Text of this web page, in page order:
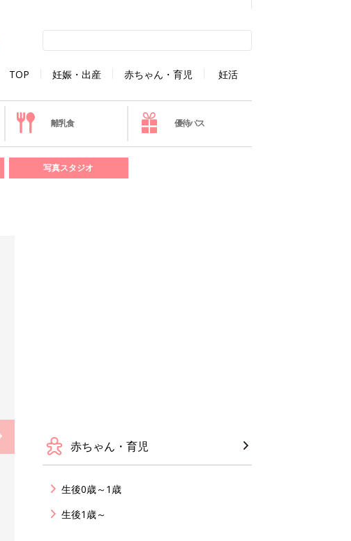
TOP 妊娠・出産 赤ちゃん・育児 妊活
離乳食 優待パス
写真スタジオ
赤ちゃん・育児
生後0歳～1歳
生後1歳～